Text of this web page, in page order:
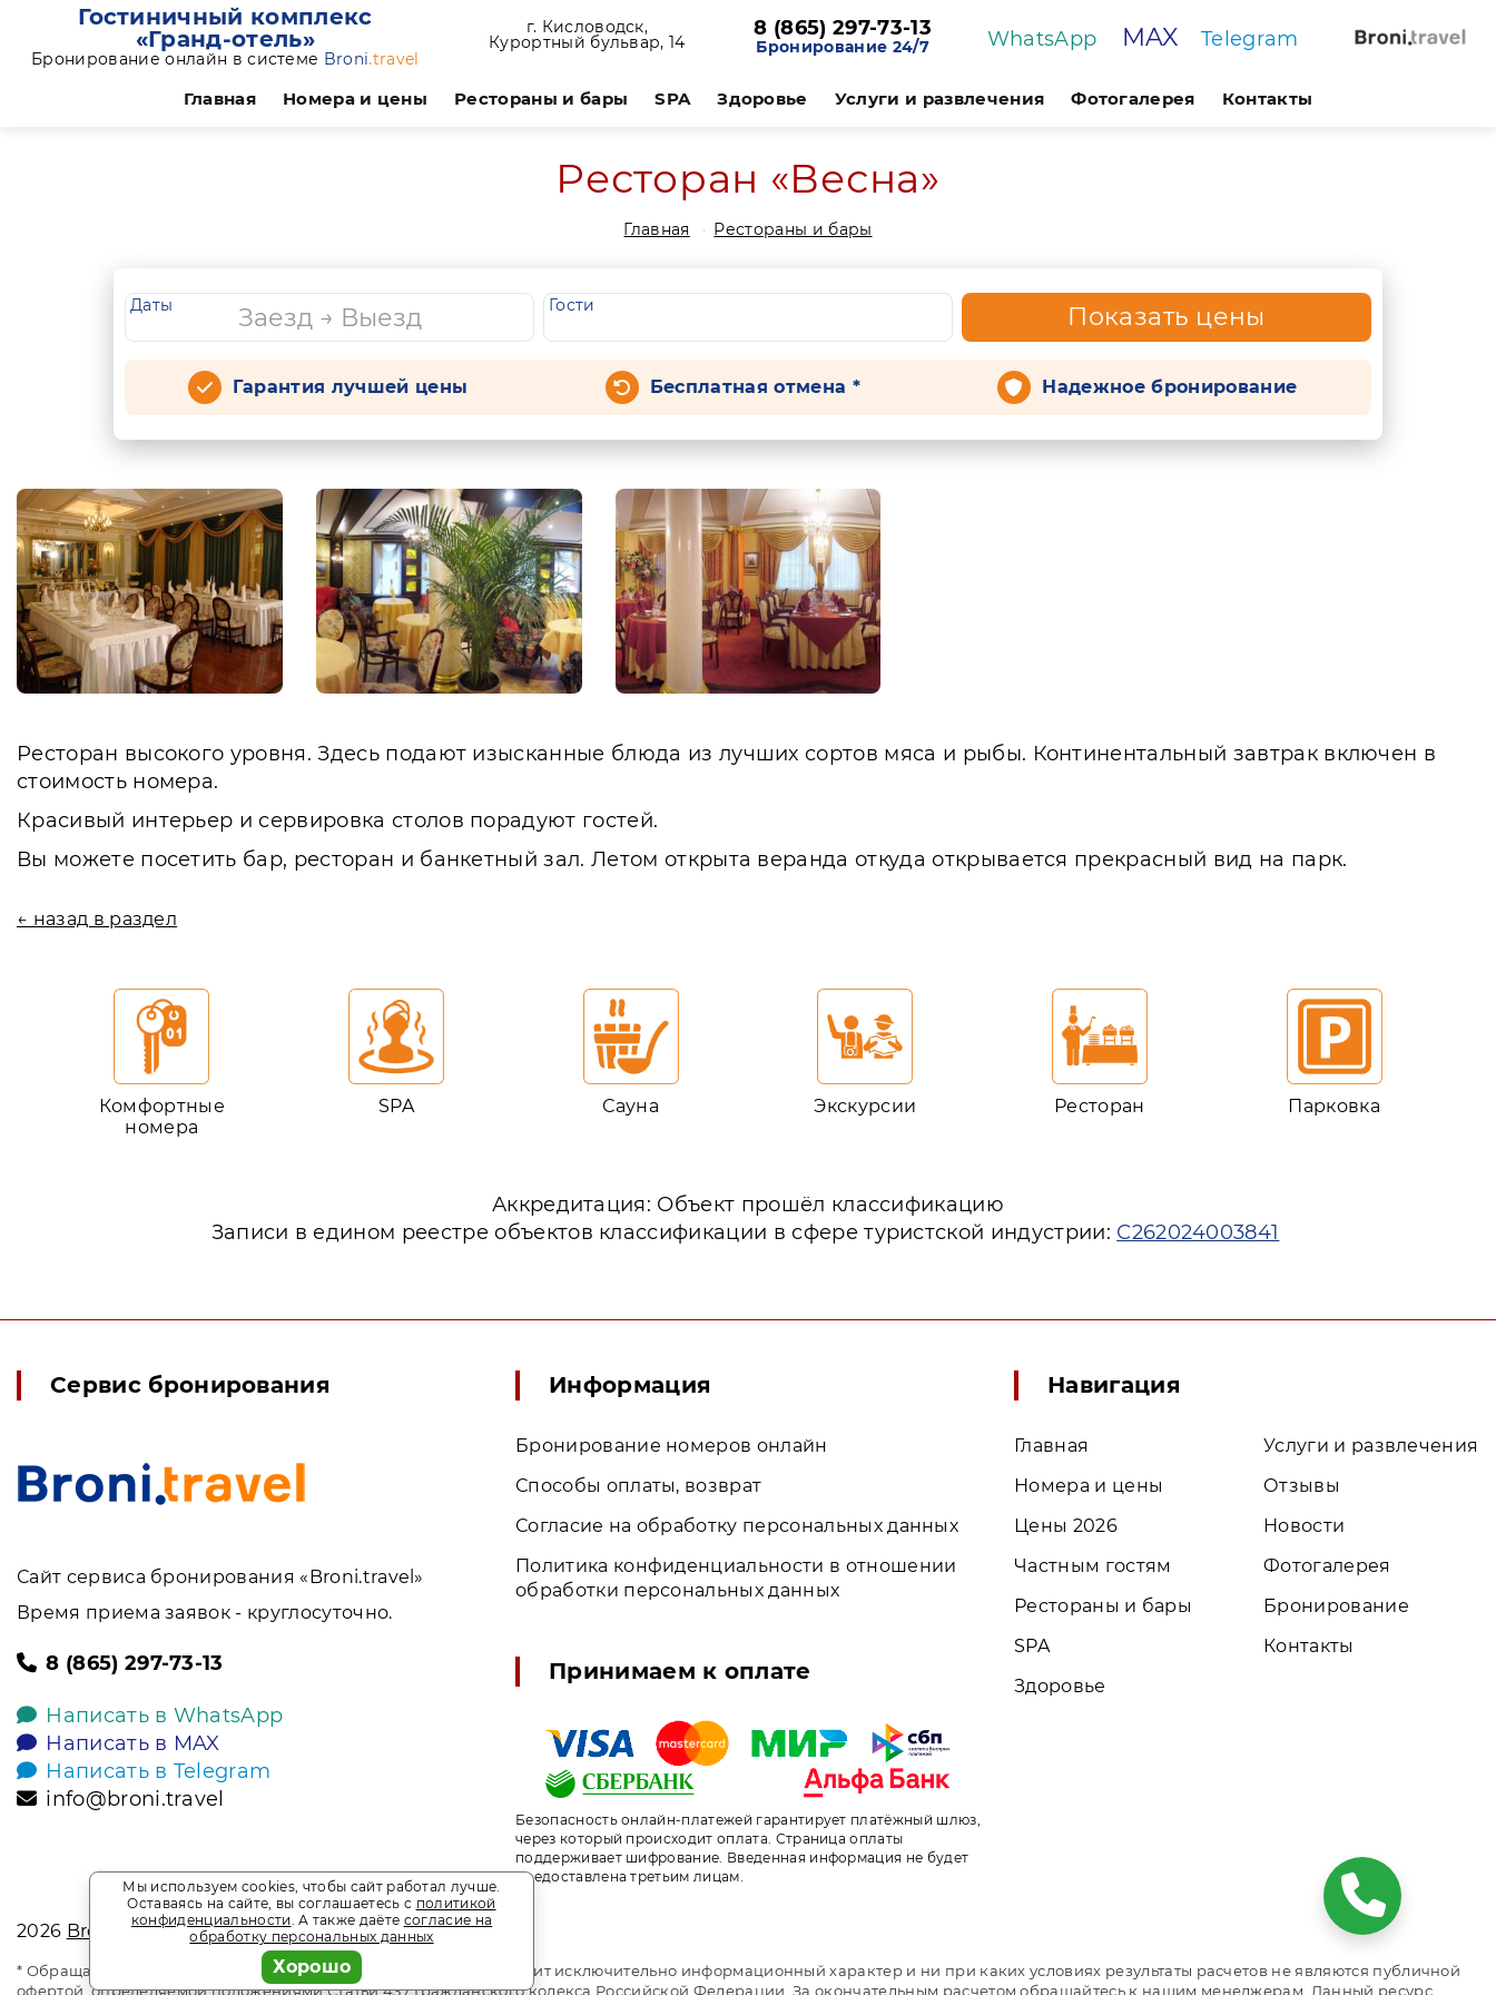
Гостиничный комплекс
«Гранд-отель»
Бронирование онлайн в системе Broni.travel
г. Кисловодск,
Курортный бульвар, 14
8 (865) 297-73-13
Бронирование 24/7 WhatsApp MAX Telegram
Главная Номера и цены Рестораны и бары SPA Здоровье Услуги и развлечения Фотогалерея Контакты
Ресторан «Весна»
Главная Рестораны и бары
Даты Гости Показать цены
Гарантия лучшей цены Бесплатная отмена * Надежное бронирование
Ресторан высокого уровня. Здесь подают изысканные блюда из лучших сортов мяса и рыбы. Континентальный завтрак включен в
стоимость номера.
Красивый интерьер и сервировка столов порадуют гостей.
Вы можете посетить бар, ресторан и банкетный зал. Летом открыта веранда откуда открывается прекрасный вид на парк.
← назад в раздел
Комфортные
номера
SPA Сауна Экскурсии Ресторан Парковка
Аккредитация: Объект прошёл классификацию
Записи в едином реестре объектов классификации в сфере туристской индустрии: С262024003841
Сервис бронирования
Сайт сервиса бронирования «Broni.travel»
Время приема заявок - круглосуточно.
8 (865) 297-73-13
Написать в WhatsApp
Написать в MAX
Написать в Telegram
info@broni.travel
Информация
Бронирование номеров онлайн
Способы оплаты, возврат
Согласие на обработку персональных данных
Политика конфиденциальности в отношении
обработки персональных данных
Принимаем к оплате
Безопасность онлайн-платежей гарантирует платёжный шлюз,
через который происходит оплата. Страница оплаты
поддерживает шифрование. Введенная информация не будет
предоставлена третьим лицам.
Навигация
Главная
Номера и цены
Цены 2026
Частным гостям
Рестораны и бары
SPA
Здоровье
Услуги и развлечения
Отзывы
Новости
Фотогалерея
Бронирование
Контакты
2026 Broni.travel
* Обращаем ваше внимание на то, что данный интернет-сайт носит исключительно информационный характер и ни при каких условиях результаты расчетов не являются публичной
офертой, определяемой положениями Статьи 437 Гражданского кодекса Российской Федерации. За окончательным расчетом обращайтесь к нашим менеджерам. Данный ресурс
Мы используем cookies, чтобы сайт работал лучше.
Оставаясь на сайте, вы соглашаетесь с политикой
конфиденциальности. А также даёте согласие на
обработку персональных данных
Хорошо